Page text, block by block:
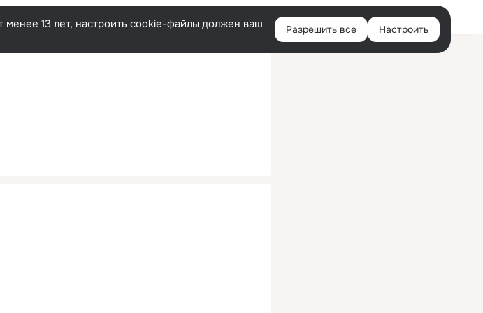
Русский Войти
13 лет, настроить cookie-файлы должен ваш
Разрешить все Настроить